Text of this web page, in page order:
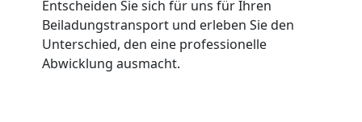
Entscheiden Sie sich für uns für Ihren
Beiladungstransport und erleben Sie den
Unterschied, den eine professionelle
Abwicklung ausmacht.
Wiener